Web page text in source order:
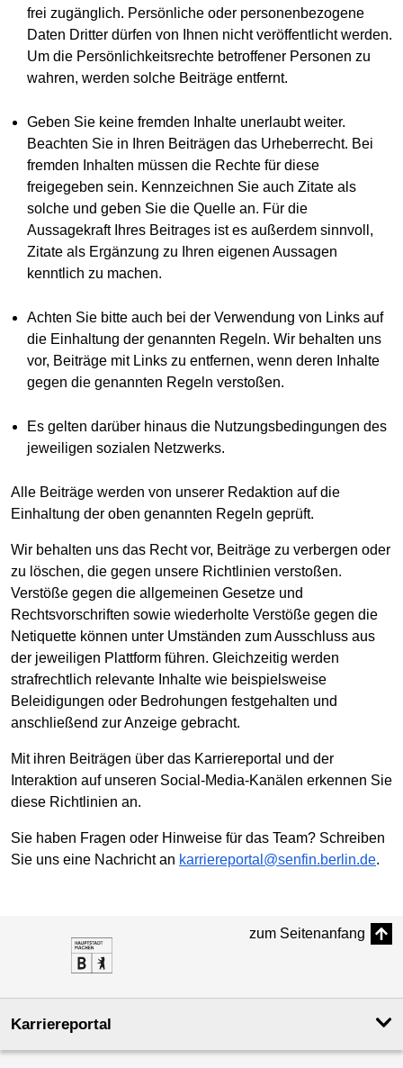
frei zugänglich. Persönliche oder personenbezogene
Daten Dritter dürfen von Ihnen nicht veröffentlicht werden.
Um die Persönlichkeitsrechte betroffener Personen zu
wahren, werden solche Beiträge entfernt.
Geben Sie keine fremden Inhalte unerlaubt weiter.
Beachten Sie in Ihren Beiträgen das Urheberrecht. Bei
fremden Inhalten müssen die Rechte für diese
freigegeben sein. Kennzeichnen Sie auch Zitate als
solche und geben Sie die Quelle an. Für die
Aussagekraft Ihres Beitrages ist es außerdem sinnvoll,
Zitate als Ergänzung zu Ihren eigenen Aussagen
kenntlich zu machen.
Achten Sie bitte auch bei der Verwendung von Links auf
die Einhaltung der genannten Regeln. Wir behalten uns
vor, Beiträge mit Links zu entfernen, wenn deren Inhalte
gegen die genannten Regeln verstoßen.
Es gelten darüber hinaus die Nutzungsbedingungen des
jeweiligen sozialen Netzwerks.
Alle Beiträge werden von unserer Redaktion auf die
Einhaltung der oben genannten Regeln geprüft.
Wir behalten uns das Recht vor, Beiträge zu verbergen oder
zu löschen, die gegen unsere Richtlinien verstoßen.
Verstöße gegen die allgemeinen Gesetze und
Rechtsvorschriften sowie wiederholte Verstöße gegen die
Netiquette können unter Umständen zum Ausschluss aus
der jeweiligen Plattform führen. Gleichzeitig werden
strafrechtlich relevante Inhalte wie beispielsweise
Beleidigungen oder Bedrohungen festgehalten und
anschließend zur Anzeige gebracht.
Mit ihren Beiträgen über das Karriereportal und der
Interaktion auf unseren Social-Media-Kanälen erkennen Sie
diese Richtlinien an.
Sie haben Fragen oder Hinweise für das Team? Schreiben
Sie uns eine Nachricht an karriereportal@senfin.berlin.de.
zum Seitenanfang
Karriereportal